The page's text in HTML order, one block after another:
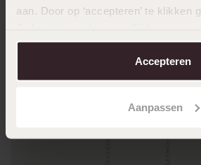
aan. Door op ‘accepteren’ te klikken
over in onscookiebeleid.
Accepteren
Aanpassen
Anderen kochten